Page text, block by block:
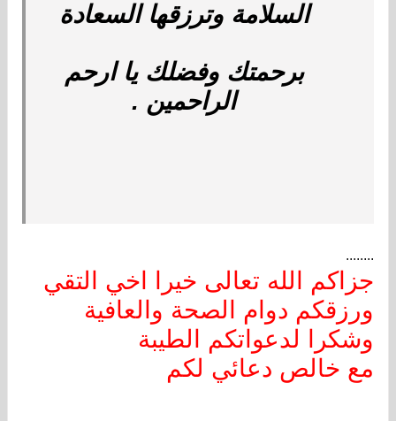
السلامة وترزقها السعادة
برحمتك وفضلك يا ارحم
الراحمين .
........
جزاكم الله تعالى خيرا اخي التقي
ورزقكم دوام الصحة والعافية
وشكرا لدعواتكم الطيبة
مع خالص دعائي لكم